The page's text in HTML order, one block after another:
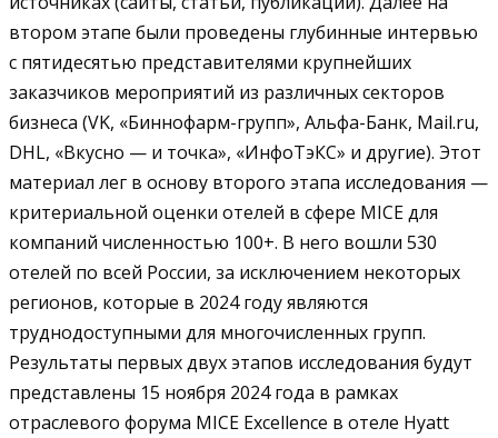
втором этапе были проведены глубинные интервью
с пятидесятью представителями крупнейших
заказчиков мероприятий из различных секторов
бизнеса (VK, «Биннофарм-групп», Альфа-Банк, Mail.ru,
DHL, «Вкусно — и точка», «ИнфоТэКС» и другие). Этот
материал лег в основу второго этапа исследования —
критериальной оценки отелей в сфере MICE для
компаний численностью 100+. В него вошли 530
отелей по всей России, за исключением некоторых
регионов, которые в 2024 году являются
труднодоступными для многочисленных групп.
Результаты первых двух этапов исследования будут
представлены 15 ноября 2024 года в рамках
отраслевого форума MICE Excellеnce в отеле Hyatt